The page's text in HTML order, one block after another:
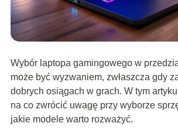
Wybór laptopa gamingowego w
może być wyzwaniem, zwłaszcza gdy
dobrych osiągach w grach. W tym
na co zwrócić uwagę przy wyborze
jakie modele warto rozważyć.